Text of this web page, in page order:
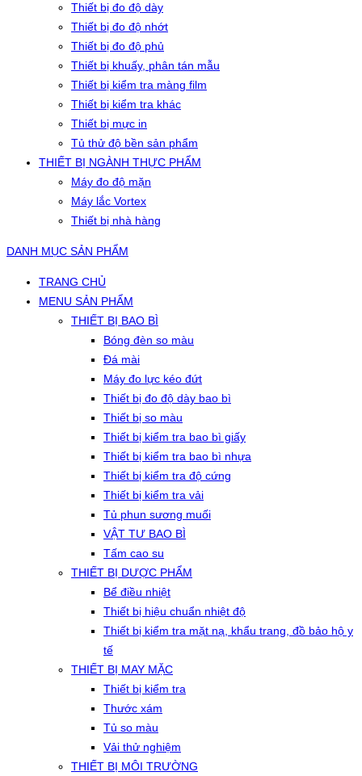
Thiết bị đo độ dày
Thiết bị đo độ nhớt
Thiết bị đo độ phủ
Thiết bị khuấy, phân tán mẫu
Thiết bị kiểm tra màng film
Thiết bị kiểm tra khác
Thiết bị mực in
Tủ thử độ bền sản phẩm
THIẾT BỊ NGÀNH THỰC PHẨM
Máy đo độ mặn
Máy lắc Vortex
Thiết bị nhà hàng
DANH MỤC SẢN PHẨM
TRANG CHỦ
MENU SẢN PHẨM
THIẾT BỊ BAO BÌ
Bóng đèn so màu
Đá mài
Máy đo lực kéo đứt
Thiết bị đo độ dày bao bì
Thiết bị so màu
Thiết bị kiểm tra bao bì giấy
Thiết bị kiểm tra bao bì nhựa
Thiết bị kiểm tra độ cứng
Thiết bị kiểm tra vải
Tủ phun sương muối
VẬT TƯ BAO BÌ
Tấm cao su
THIẾT BỊ DƯỢC PHẨM
Bể điều nhiệt
Thiết bị hiệu chuẩn nhiệt độ
Thiết bị kiểm tra mặt nạ, khẩu trang, đồ bảo hộ y
tế
THIẾT BỊ MAY MẶC
Thiết bị kiểm tra
Thước xám
Tủ so màu
Vải thử nghiệm
THIẾT BỊ MÔI TRƯỜNG